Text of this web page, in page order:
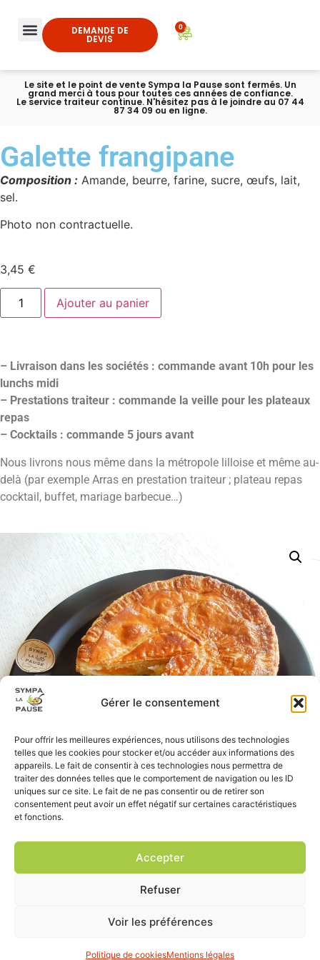
Gérer le consentement
Pour offrir les meilleures expériences, nous utilisons des technologies
telles que les cookies pour stocker et/ou accéder aux informations des
appareils. Le fait de consentir à ces technologies nous permettra de
traiter des données telles que le comportement de navigation ou les ID
uniques sur ce site. Le fait de ne pas consentir ou de retirer son
consentement peut avoir un effet négatif sur certaines caractéristiques
et fonctions.
Accepter
Refuser
Voir les préférences
Politique de cookiesMentions légales
DEMANDE DE
DEVIS
0
Le site et le point de vente Sympa la Pause sont fermés. Un
grand merci à tous pour toutes ces années de confiance.
Le service traiteur continue. N'hésitez pas à le joindre au 07 44
87 34 09 ou en ligne.
Galette frangipane
Composition : Amande, beurre, farine, sucre, œufs, lait,
sel.
Photo non contractuelle.
3,45 €
Ajouter au panier
– Livraison dans les sociétés : commande avant 10h pour les
lunchs midi
– Prestations traiteur : commande la veille pour les plateaux
repas
– Cocktails : commande 5 jours avant
Nous livrons nous même dans la métropole lilloise et même au-
delà (par exemple Arras en prestation traiteur ; plateau repas
cocktail, buffet, mariage barbecue…)